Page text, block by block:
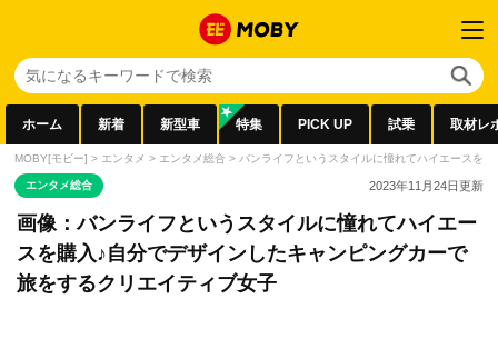
ホーム 新着 新型車 特集 PICK UP 試乗 取材レ
MOBY[モビー] > エンタメ > エンタメ総合 > バンライフというスタイルに憧れてハイエースを
エンタメ総合 2023年11月24日更新
画像：バンライフというスタイルに憧れてハイエー
スを購入♪自分でデザインしたキャンピングカーで
旅をするクリエイティブ女子